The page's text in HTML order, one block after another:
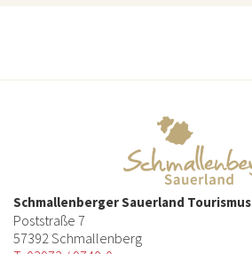
Schmallenberger Sauerland Tourismus
Poststraße 7
57392 Schmallenberg